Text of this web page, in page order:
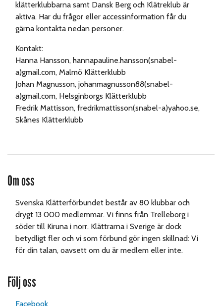
klätterklubbarna samt Dansk Berg och Klätreklub är
aktiva. Har du frågor eller accessinformation får du
gärna kontakta nedan personer.
Kontakt:
Hanna Hansson, hannapauline.hansson(snabel-
a)gmail.com, Malmö Klätterklubb
Johan Magnusson, johanmagnusson88(snabel-
a)gmail.com, Helsginborgs Klätterklubb
Fredrik Mattisson, fredrikmattisson(snabel-a)yahoo.se,
Skånes Klätterklubb
Om oss
Svenska Klätterförbundet består av 80 klubbar och
drygt 13 000 medlemmar. Vi finns från Trelleborg i
söder till Kiruna i norr. Klättrarna i Sverige är dock
betydligt fler och vi som förbund gör ingen skillnad: Vi
för din talan, oavsett om du är medlem eller inte.
Följ oss
Facebook